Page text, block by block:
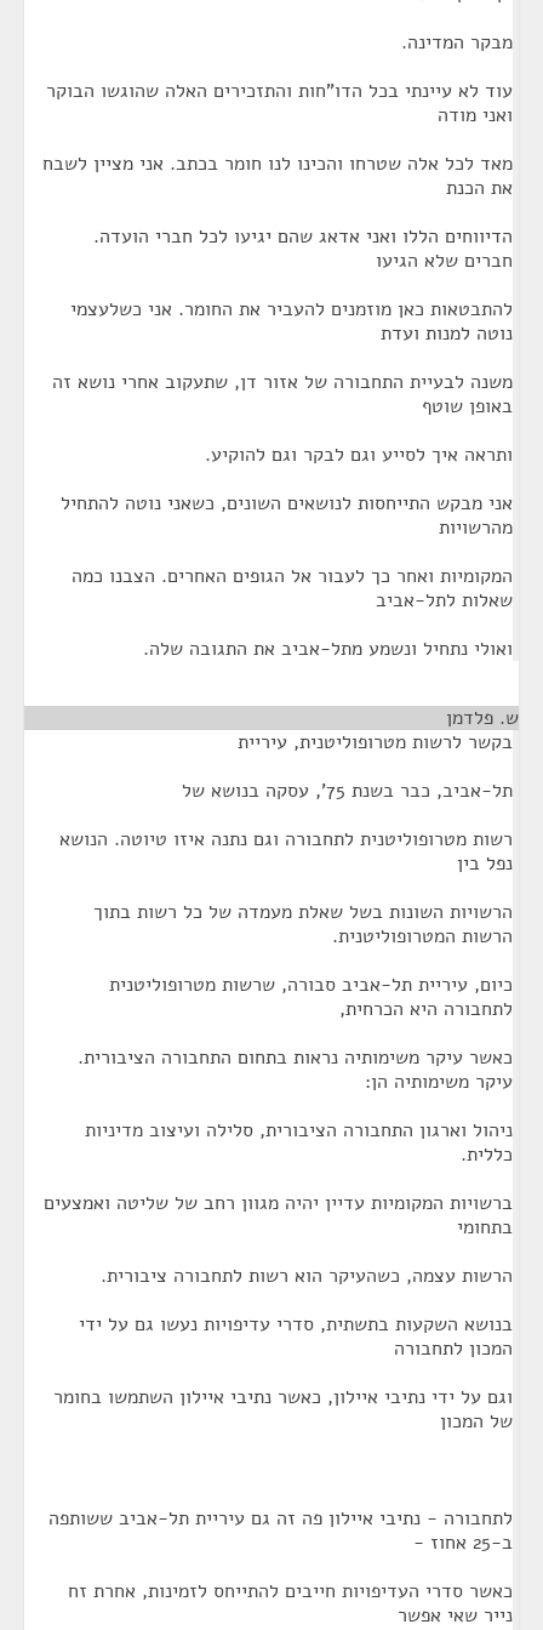
מבקר המדינה.
עוד לא עיינתי בכל הדו"חות והתזכירים האלה שהוגשו הבוקר
ואני מודה
מאד לכל אלה שטרחו והכינו לנו חומר בכתב. אני מציין לשבח
את הכנת
הדיווחים הללו ואני אדאג שהם יגיעו לכל חברי הועדה.
חברים שלא הגיעו
להתבטאות כאן מוזמנים להעביר את החומר. אני כשלעצמי
נוטה למנות ועדת
משנה לבעיית התחבורה של אזור דן, שתעקוב אחרי נושא זה
באופן שוטף
ותראה איך לסייע וגם לבקר וגם להוקיע.
אני מבקש התייחסות לנושאים השונים, כשאני נוטה להתחיל
מהרשויות
המקומיות ואחר כך לעבור אל הגופים האחרים. הצבנו כמה
שאלות לתל-אביב
ואולי נתחיל ונשמע מתל-אביב את התגובה שלה.
ש. פלדמן
בקשר לרשות מטרופוליטנית, עיריית
תל-אביב, כבר בשנת 75', עסקה בנושא של
רשות מטרופוליטנית לתחבורה וגם נתנה איזו טיוטה. הנושא
נפל בין
הרשויות השונות בשל שאלת מעמדה של כל רשות בתוך
הרשות המטרופוליטנית.
כיום, עיריית תל-אביב סבורה, שרשות מטרופוליטנית
לתחבורה היא הכרחית,
כאשר עיקר משימותיה נראות בתחום התחבורה הציבורית.
עיקר משימותיה הן:
ניהול וארגון התחבורה הציבורית, סלילה ועיצוב מדיניות
כללית.
ברשויות המקומיות עדיין יהיה מגוון רחב של שליטה ואמצעים
בתחומי
הרשות עצמה, כשהעיקר הוא רשות לתחבורה ציבורית.
בנושא השקעות בתשתית, סדרי עדיפויות נעשו גם על ידי
המכון לתחבורה
וגם על ידי נתיבי איילון, כאשר נתיבי איילון השתמשו בחומר
של המכון
לתחבורה - נתיבי איילון פה זה גם עיריית תל-אביב ששותפה
ב-25 אחוז -
כאשר סדרי העדיפויות חייבים להתייחס לזמינות, אחרת זח
נייר שאי אפשר